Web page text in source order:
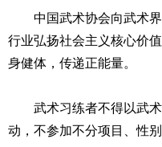
中国武术协会向武术界
行业弘扬社会主义核心价
身健体，传递正能量。
武术习练者不得以武术
动，不参加不分项目、性